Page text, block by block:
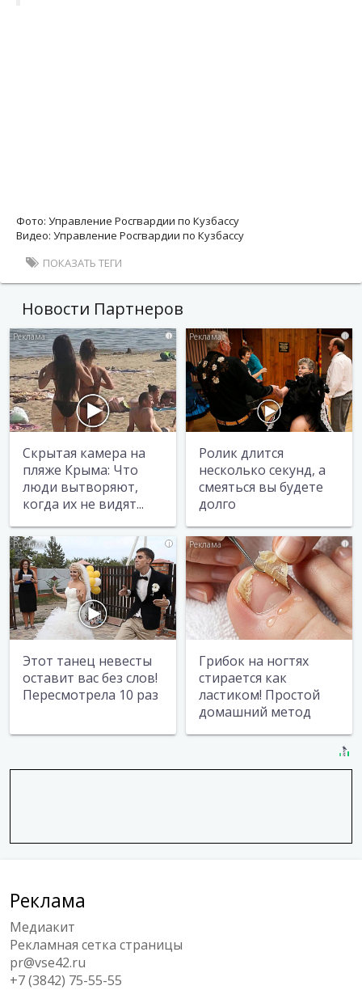
Фото: Управление Росгвардии по Кузбассу
Видео: Управление Росгвардии по Кузбассу
ПОКАЗАТЬ ТЕГИ
Новости Партнеров
i
Скрытая камера на
пляже Крыма: Что
люди вытворяют,
когда их не видят...
i
Ролик длится
несколько секунд, а
смеяться вы будете
долго
i
Этот танец невесты
оставит вас без слов!
Пересмотрела 10 раз
i
Грибок на ногтях
стирается как
ластиком! Простой
домашний метод
Реклама
Медиакит
Рекламная сетка страницы
pr@vse42.ru
+7 (3842) 75-55-55